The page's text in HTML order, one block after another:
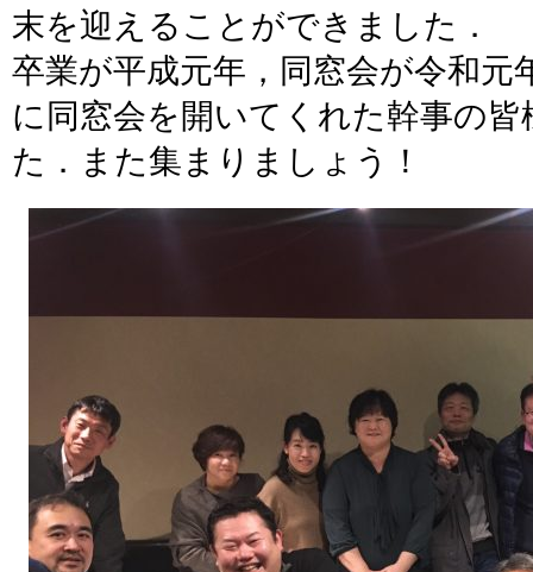
末を迎えることができました．
卒業が平成元年，同窓会が令和元
に同窓会を開いてくれた幹事の
た．また集まりましょう！